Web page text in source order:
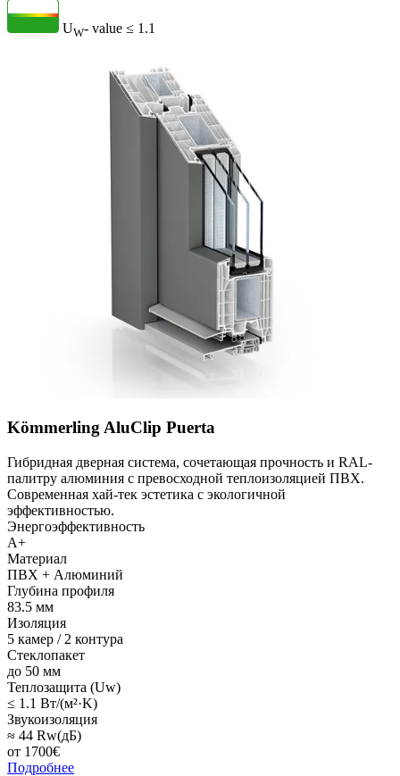
UW- value ≤ 1.1
Kömmerling AluClip Puerta
Гибридная дверная система, сочетающая прочность и RAL-
палитру алюминия с превосходной теплоизоляцией ПВХ.
Современная хай-тек эстетика с экологичной
эффективностью.
Энергоэффективность
A+
Материал
ПВХ + Алюминий
Глубина профиля
83.5 мм
Изоляция
5 камер / 2 контура
Стеклопакет
до 50 мм
Теплозащита (Uw)
≤ 1.1 Вт/(м²·K)
Звукоизоляция
≈ 44 Rw(дБ)
от 1700€
Подробнее